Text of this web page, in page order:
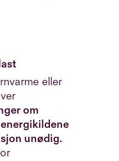
eller
om
unødig.